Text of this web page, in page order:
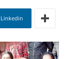
Linkedin